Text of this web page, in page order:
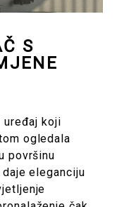
S
uređaj koji
ogledala
površinu
eleganciju